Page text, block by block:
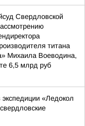
Свердловской
титана
Михаила Воеводина,
6,5 млрд руб
«Ледокол